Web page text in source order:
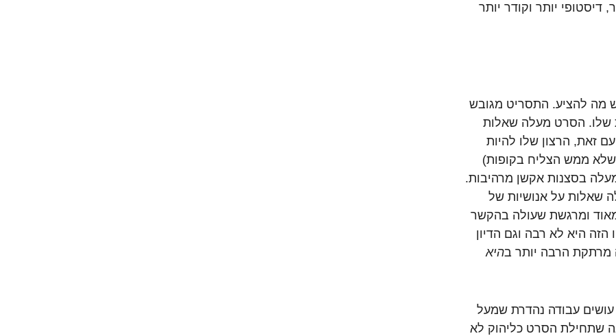
יותר וקודר יותר
מה להציע. התסריט מגובש
יפה לאורך כל השעתיים וה-43 דקות שלו. הסרט מעלה שאלות
עם זאת, הרצון שלו להיות
(שלא ממש הצליח בקופות)
בסצנות אקשן מרהיבות.
שאלות על אנושיות של
ומרגשת שעולה בהקשר
היא לא רבה וגם הדיון
הרבה יותר בהיא
עבודה נהדרת שמעל
שתחילת הסרט כליהוק לא